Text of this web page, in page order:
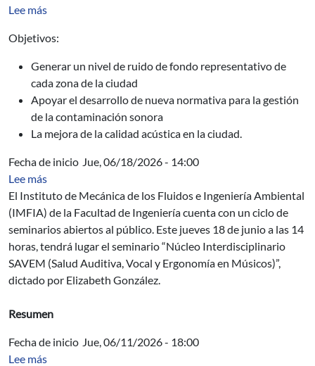
Lee mássobre Mapa Acústico de Montevideo
Objetivos:
Generar un nivel de ruido de fondo representativo de
cada zona de la ciudad
Apoyar el desarrollo de nueva normativa para la gestión
de la contaminación sonora
La mejora de la calidad acústica en la ciudad.
Fecha de inicio Jue, 06/18/2026 - 14:00
Lee mássobre Seminario del IMFIA: Núcleo Interdisciplinario
El Instituto de Mecánica de los Fluidos e Ingeniería Ambiental
(IMFIA) de la Facultad de Ingeniería cuenta con un ciclo de
seminarios abiertos al público. Este jueves 18 de junio a las 14
horas, tendrá lugar el seminario “Núcleo Interdisciplinario
SAVEM (Salud Auditiva, Vocal y Ergonomía en Músicos)”,
dictado por Elizabeth González.
Resumen
Fecha de inicio Jue, 06/11/2026 - 18:00
Lee mássobre Conversatorio Democracia, inteligencia artificial